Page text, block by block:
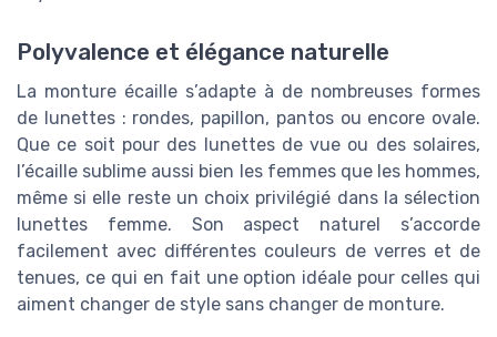
Polyvalence et élégance naturelle
La monture écaille s’adapte à de nombreuses formes
de lunettes : rondes, papillon, pantos ou encore ovale.
Que ce soit pour des lunettes de vue ou des solaires,
l’écaille sublime aussi bien les femmes que les hommes,
même si elle reste un choix privilégié dans la sélection
lunettes femme. Son aspect naturel s’accorde
facilement avec différentes couleurs de verres et de
tenues, ce qui en fait une option idéale pour celles qui
aiment changer de style sans changer de monture.